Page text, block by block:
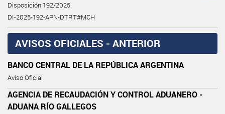
Disposición 192/2025
DI-2025-192-APN-DTRT#MCH
AVISOS OFICIALES - ANTERIOR
BANCO CENTRAL DE LA REPÚBLICA ARGENTINA
Aviso Oficial
AGENCIA DE RECAUDACIÓN Y CONTROL ADUANERO -
ADUANA RÍO GALLEGOS